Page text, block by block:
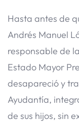
Hasta antes de
Andrés Manuel
responsable de
Estado Mayor
desapareció y
Ayudantía,
de sus hijos, sin